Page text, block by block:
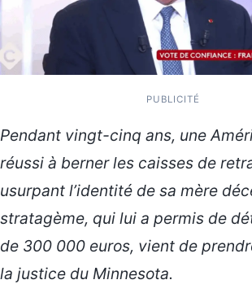
PUBLICITÉ
Pendant vingt-cinq ans, une
réussi à berner les caisses de
usurpant l’identité de sa mère
stratagème, qui lui a permis de
de 300 000 euros, vient de
la justice du Minnesota.